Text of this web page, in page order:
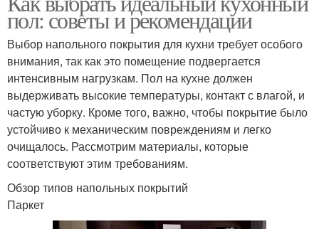
пол: советы и рекомендации
Выбор напольного покрытия для кухни требует особого
внимания, так как это помещение подвергается
интенсивным нагрузкам. Пол на кухне должен
выдерживать высокие температуры, контакт с влагой, и
частую уборку. Кроме того, важно, чтобы покрытие было
устойчиво к механическим повреждениям и легко
очищалось. Рассмотрим материалы, которые
соответствуют этим требованиям.
Обзор типов напольных покрытий
Паркет